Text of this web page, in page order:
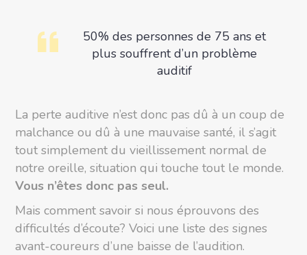
50% des personnes de 75 ans et
plus souffrent d’un problème
auditif
La perte auditive n’est donc pas dû à un coup de
malchance ou dû à une mauvaise santé, il s’agit
tout simplement du vieillissement normal de
notre oreille, situation qui touche tout le monde.
Vous n’êtes donc pas seul.
Mais comment savoir si nous éprouvons des
difficultés d’écoute? Voici une liste des signes
avant-coureurs d’une baisse de l’audition.